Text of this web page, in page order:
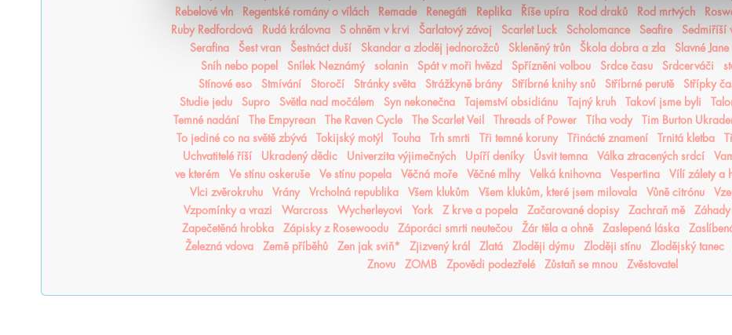
Rebelové vln
Regentské romány o vílách Remade Renegáti Replika Říše upíra Rod draků Rod mrtvých
Ruby Redfordová
Rudá královna S ohněm v krvi Šarlatový závoj Scarlet Luck Scholomance Seafire Sedmiříší
Serafina
Šest vran Šestnáct duší Skandar a zloděj jednorožců Skleněný trůn Škola dobra a zla Slavné Jane
Sníh nebo popel
Snílek Neznámý solanin Spát v moři hvězd Spřízněni volbou Srdce času Srdcerváči
Stínové eso
Stmívání Storočí Stránky světa Strážkyně brány Stříbrné knihy snů Stříbrné perutě Střípky
Studie jedu
Supro Světla nad močálem Syn nekonečna Tajemství obsidiánu Tajný kruh Takoví jsme byli
Temné nadání
The Empyrean The Raven Cycle The Scarlet Veil Threads of Power Tíha vody Tim Burton
To jediné co na světě zbývá
Tokijský motýl Touha Trh smrti Tři temné koruny Třinácté znamení Trnitá kletba
Uchvatitelé říší
Ukradený dědic Univerzita výjimečných Upíří deníky Úsvit temna Válka ztracených srdcí
ve kterém
Ve stínu oskeruše Ve stínu popela Věčná moře Věčné mlhy Velká knihovna Vespertina Vílí zálety a
Vlci zvěrokruhu
Vrány Vrcholná republika Všem klukům Všem klukům, které jsem milovala Vůně citrónu
Vzpomínky a vrazi
Warcross Wycherleyovi York Z krve a popela Začarované dopisy Zachraň mě
Zapečetěná hrobka
Zápisky z Rosewoodu Záporáci smrti neutečou Žár těla a ohně Zaslepená láska
Železná vdova
Země příběhů Zen jak sviň* Zjizvený král Zlatá Zloději dýmu Zloději stínu Zlodějský tanec
Znovu
ZOMB Zpovědi podezřelé Zůstaň se mnou Zvěstovatel